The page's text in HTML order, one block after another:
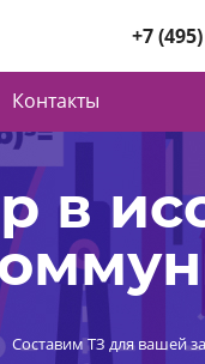
+7
Контакты
в
Составим ТЗ для вашей